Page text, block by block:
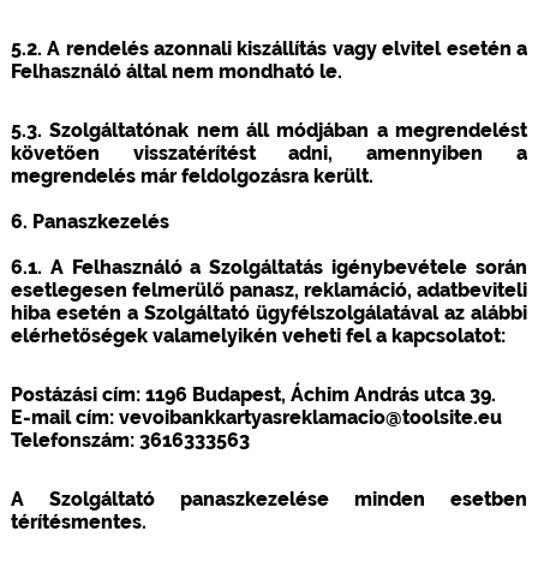
5.2. A rendelés azonnali kiszállítás vagy elvitel esetén a
Felhasználó által nem mondható le.
5.3. Szolgáltatónak nem áll módjában a megrendelést
követően visszatérítést adni, amennyiben a
megrendelés már feldolgozásra került.
6. Panaszkezelés
6.1. A Felhasználó a Szolgáltatás igénybevétele során
esetlegesen felmerülő panasz, reklamáció, adatbeviteli
hiba esetén a Szolgáltató ügyfélszolgálatával az alábbi
elérhetőségek valamelyikén veheti fel a kapcsolatot:
Postázási cím: 1196 Budapest, Áchim András utca 39.
E-mail cím: vevoibankkartyasreklamacio@toolsite.eu
Telefonszám: 3616333563
A Szolgáltató panaszkezelése minden esetben
térítésmentes.